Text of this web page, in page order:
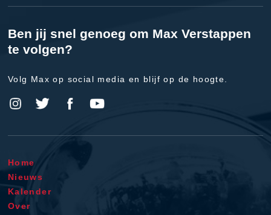
Ben jij snel genoeg om Max Verstappen
te volgen?
Volg Max op social media en blijf op de hoogte.
Home
Nieuws
Kalender
Over